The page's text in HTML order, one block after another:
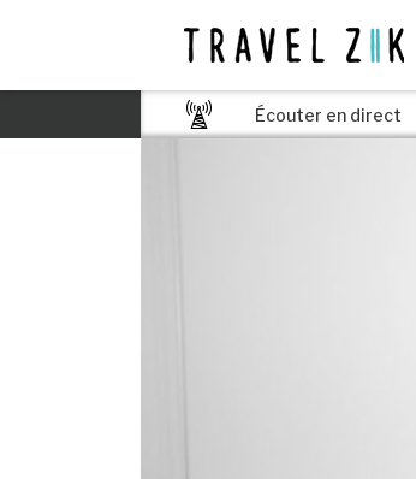
Écouter en direct